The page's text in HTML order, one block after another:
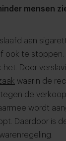
mensen
aan
te stoppen.
Door
waarin de
de
wordt
Daardoor is